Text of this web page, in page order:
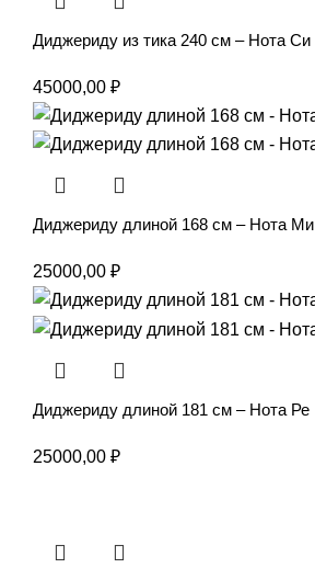
Диджериду из тика 240 см – Нота Си
45000,00 ₽
Диджериду длиной 168 см – Нота Ми
25000,00 ₽
Диджериду длиной 181 см – Нота Ре
25000,00 ₽